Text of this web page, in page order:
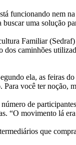
funcionando nem
uma solução
Familiar
caminhões
ela, as feiras
você ter noção,
de
“O movimento lá
que